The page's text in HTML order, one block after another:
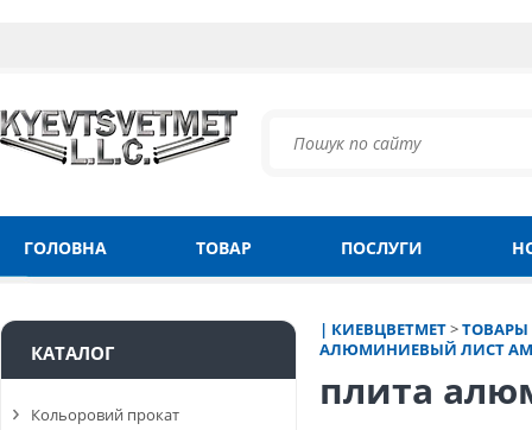
ГОЛОВНА ТОВАР ПОСЛУГИ
| КИЕВЦВЕТМЕТ>ТОВАРЫ
АЛЮМИНИЕВЫЙ ЛИСТ
плита
КАТАЛОГ
Кольоровий прокат